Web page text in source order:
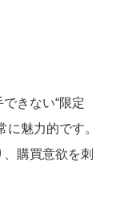
きない“限定
魅力的です。
購買意欲を刺